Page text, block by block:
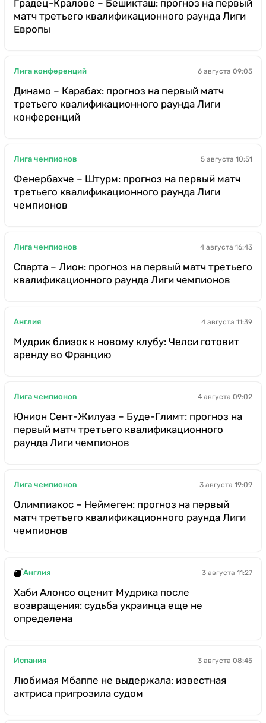
Градец-Кралове – Бешикташ: прогноз на первый
матч третьего квалификационного раунда Лиги
Европы
Лига конференций 6 августа 09:05
Динамо – Карабах: прогноз на первый матч
третьего квалификационного раунда Лиги
конференций
Лига чемпионов 5 августа 10:51
Фенербахче – Штурм: прогноз на первый матч
третьего квалификационного раунда Лиги
чемпионов
Лига чемпионов 4 августа 16:43
Спарта – Лион: прогноз на первый матч третьего
квалификационного раунда Лиги чемпионов
Англия 4 августа 11:39
Мудрик близок к новому клубу: Челси готовит
аренду во Францию
Лига чемпионов 4 августа 09:02
Юнион Сент-Жилуаз – Буде-Глимт: прогноз на
первый матч третьего квалификационного
раунда Лиги чемпионов
Лига чемпионов 3 августа 19:09
Олимпиакос – Неймеген: прогноз на первый
матч третьего квалификационного раунда Лиги
чемпионов
Англия 3 августа 11:27
Хаби Алонсо оценит Мудрика после
возвращения: судьба украинца еще не
определена
Испания 3 августа 08:45
Любимая Мбаппе не выдержала: известная
актриса пригрозила судом